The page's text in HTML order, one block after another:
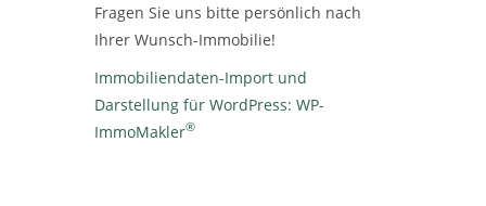
Fragen Sie uns bitte persönlich nach
Ihrer Wunsch-Immobilie!
Immobiliendaten-Import und
Darstellung für WordPress: WP-
ImmoMakler®